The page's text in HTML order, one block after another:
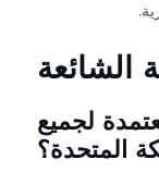
الشائعة
لجميع
المتحدة؟